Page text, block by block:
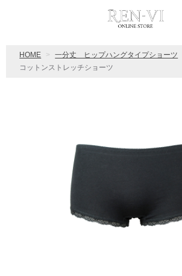
HOME
一分丈 ヒップハングタイプショーツ
コットンストレッチショーツ